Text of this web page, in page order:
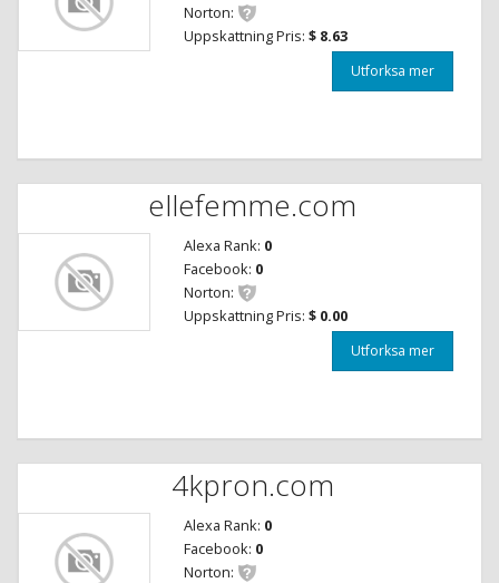
Norton:
Uppskattning Pris: $ 8.63
Utforksa mer
ellefemme.com
Alexa Rank: 0
Facebook: 0
Norton:
Uppskattning Pris: $ 0.00
Utforksa mer
4kpron.com
Alexa Rank: 0
Facebook: 0
Norton: